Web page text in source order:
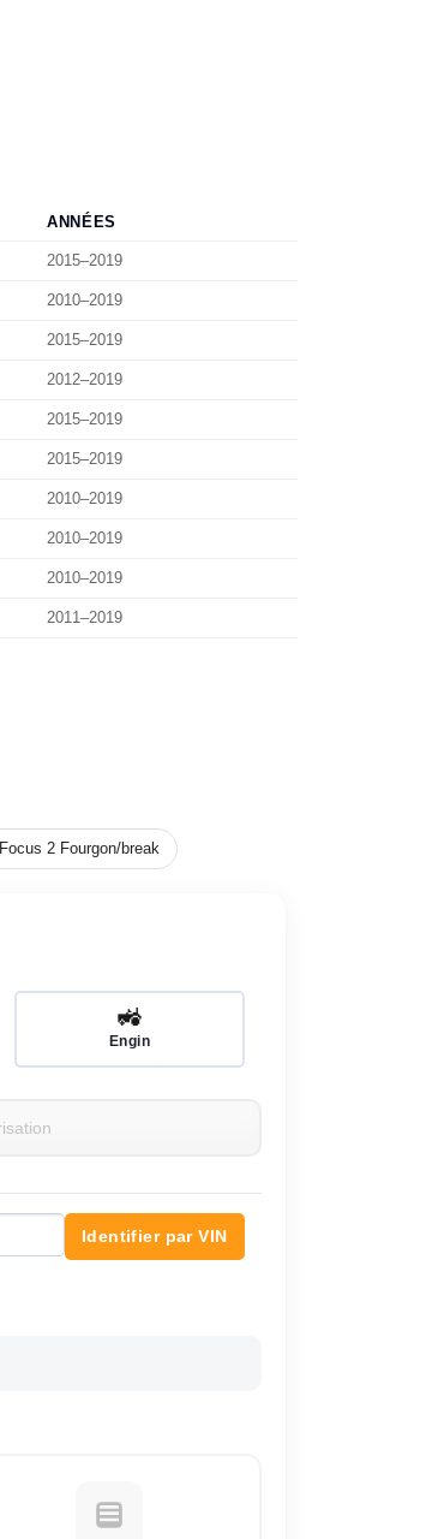
ANNÉES
2015–2019
2010–2019
2015–2019
2012–2019
2015–2019
2015–2019
2010–2019
2010–2019
2010–2019
2011–2019
Focus 2 Fourgon/break
🚜
Engin
Identifier par VIN